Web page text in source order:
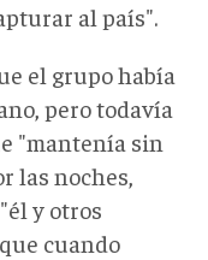
al país".
el grupo había
pero todavía
"mantenía sin
las noches,
y otros
cuando